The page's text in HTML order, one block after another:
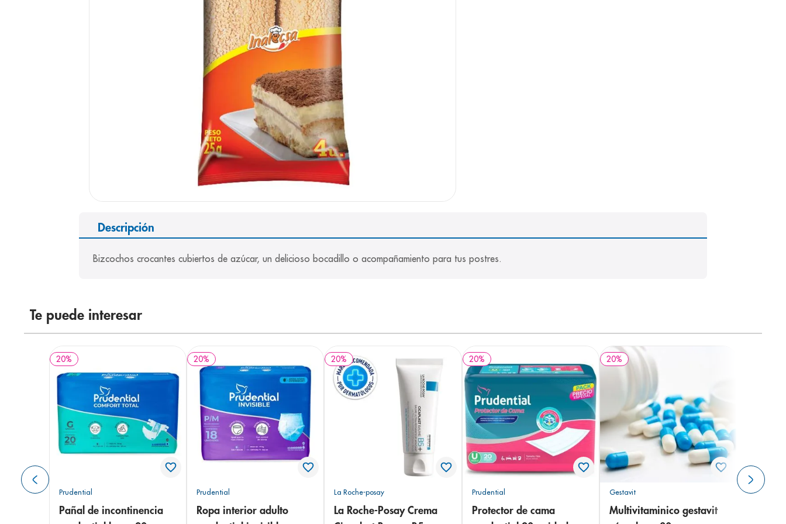
Descripción
Bizcochos crocantes cubiertos de azúcar, un delicioso bocadillo o acompañamiento para tus postres.
Te puede interesar
20%
Prudential
Pañal de incontinencia
20%
Prudential
Ropa interior adulto
20%
La Roche-posay
La Roche-Posay Crema
20%
Prudential
Protector de cama
20%
Gestavit
Multivitaminico gestavit
9. pediasure
10.panolini